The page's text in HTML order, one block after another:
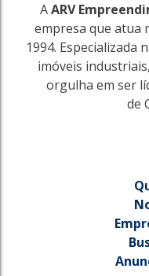
AARV
empresa que atua
1994. Especializada
imóveis
orgulha em ser
de